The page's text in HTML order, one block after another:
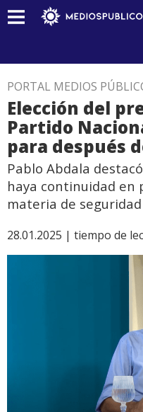
PORTAL MEDIOS
Elección del
Partido
para después
Pablo Abdala
haya continuidad en
materia de
28.01.2025 | tiempo de